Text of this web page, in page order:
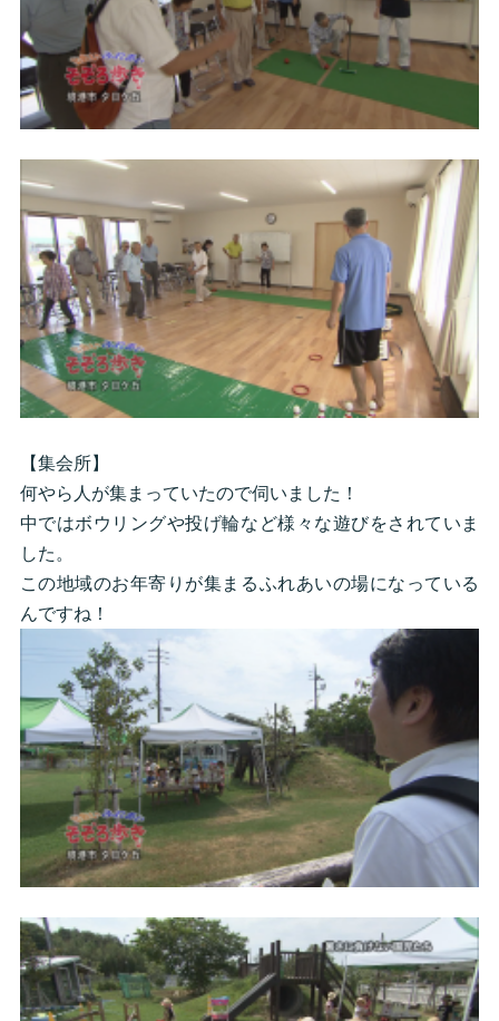
【集会所】
何やら人が集まっていたので伺いました！
中ではボウリングや投げ輪など様々な遊びをされていま
した。
この地域のお年寄りが集まるふれあいの場になっている
んですね！